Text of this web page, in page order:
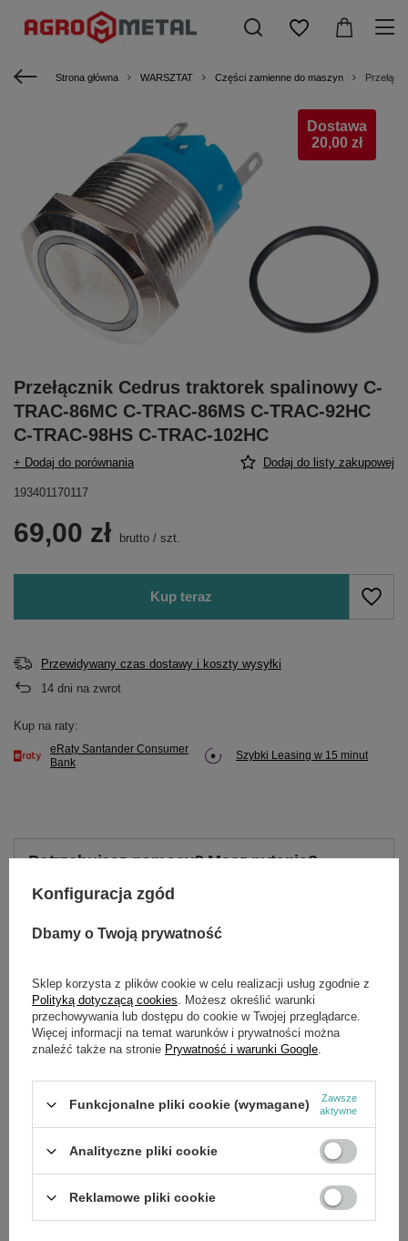
Strona główna WARSZTAT Części zamienne do maszyn
Dostawa
20,00 zł
Przełącznik Cedrus traktorek spalinowy C-
TRAC-86MC C-TRAC-86MS C-TRAC-92HC
C-TRAC-98HS C-TRAC-102HC
+ Dodaj do porównania Dodaj do listy zakupowej
193401170117
69,00 zł brutto / szt.
Kup teraz
Przewidywany czas dostawy i koszty wysyłki
14 dni na zwrot
Kup na raty:
eRaty Santander Consumer
Bank
Szybki Leasing w 15 minut
Potrzebujesz pomocy? Masz pytania?
najciekawsze pytania i odpowiedzi publikując
SZCZEGÓŁOWE DANE
Marka Cedrus
OSTATNIO OGLĄDANE
Konfiguracja zgód
Dbamy o Twoją prywatność
Sklep korzysta z plików cookie w celu realizacji usług zgodnie z
Polityką dotyczącą cookies . Możesz określić warunki
przechowywania lub dostępu do cookie w Twojej przeglądarce.
Więcej informacji na temat warunków i prywatności można
znaleźć także na stronie Prywatność i warunki Google
Funkcjonalne pliki cookie (wymagane)
Zawsze
aktywne
Analityczne pliki cookie
Reklamowe pliki cookie